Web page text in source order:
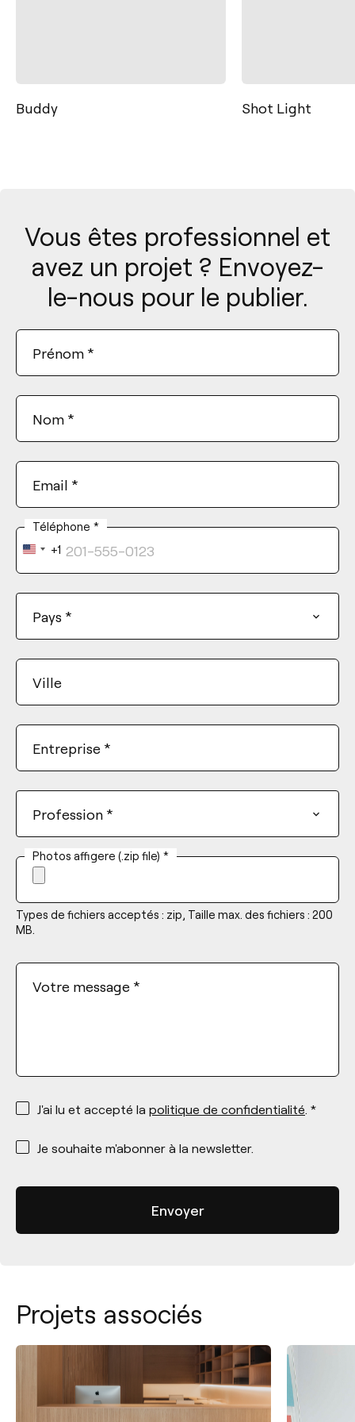
Shot Light Bright Line
Vous êtes professionnel et
avez un projet ? Envoyez-
le-nous pour le publier.
Prénom *
Nom *
Email *
Téléphone *
United
States
+1
Pays *
Ville
Entreprise *
Profession *
Photos affigere (.zip file) *
Types de fichiers acceptés : zip, Taille max. des fichiers : 200
MB.
Votre message *
*
J'ai lu et accepté la politique de confidentialité. *
*
Je souhaite m'abonner à la newsletter.
Projets associés